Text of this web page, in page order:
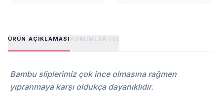
ÜRÜN AÇIKLAMASIYORUMLAR (0)
Bambu sliplerimiz çok ince olmasına rağmen
yıpranmaya karşı oldukça dayanıklıdır.